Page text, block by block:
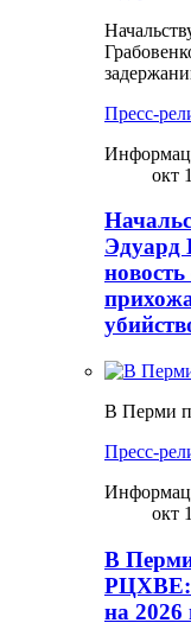
Пресс-
окт
Эдуард
В Перми
Пресс-
окт
В
РЦХВЕ:
на 2026